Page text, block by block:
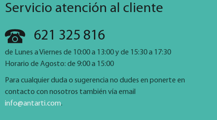
Servicio atención al cliente
621 325 816
de Lunes a Viernes de 10:00 a 13:00 y de 15:30 a 17:30
Horario de Agosto: de 9:00 a 15:00
Para cualquier duda o sugerencia no dudes en ponerte en
contacto con nosotros también vía email
info@antarti.com.